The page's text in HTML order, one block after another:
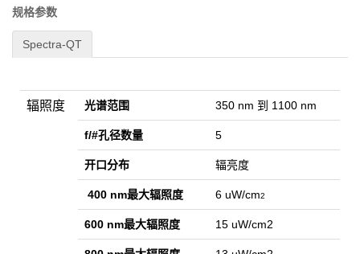
规格参数
Spectra-QT
辐照度 光谱范围 350 nm 到 1100 nm
f/#孔径数量 5
开口分布 辐亮度
400 nm最大辐照度 6 uW/cm2
600 nm最大辐照度 15 uW/cm2